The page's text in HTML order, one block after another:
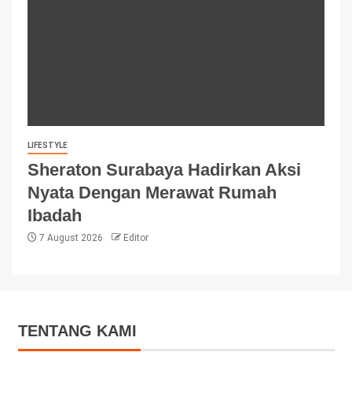
LIFESTYLE
Sheraton Surabaya Hadirkan Aksi
Nyata Dengan Merawat Rumah
Ibadah
7 August 2026 Editor
TENTANG KAMI